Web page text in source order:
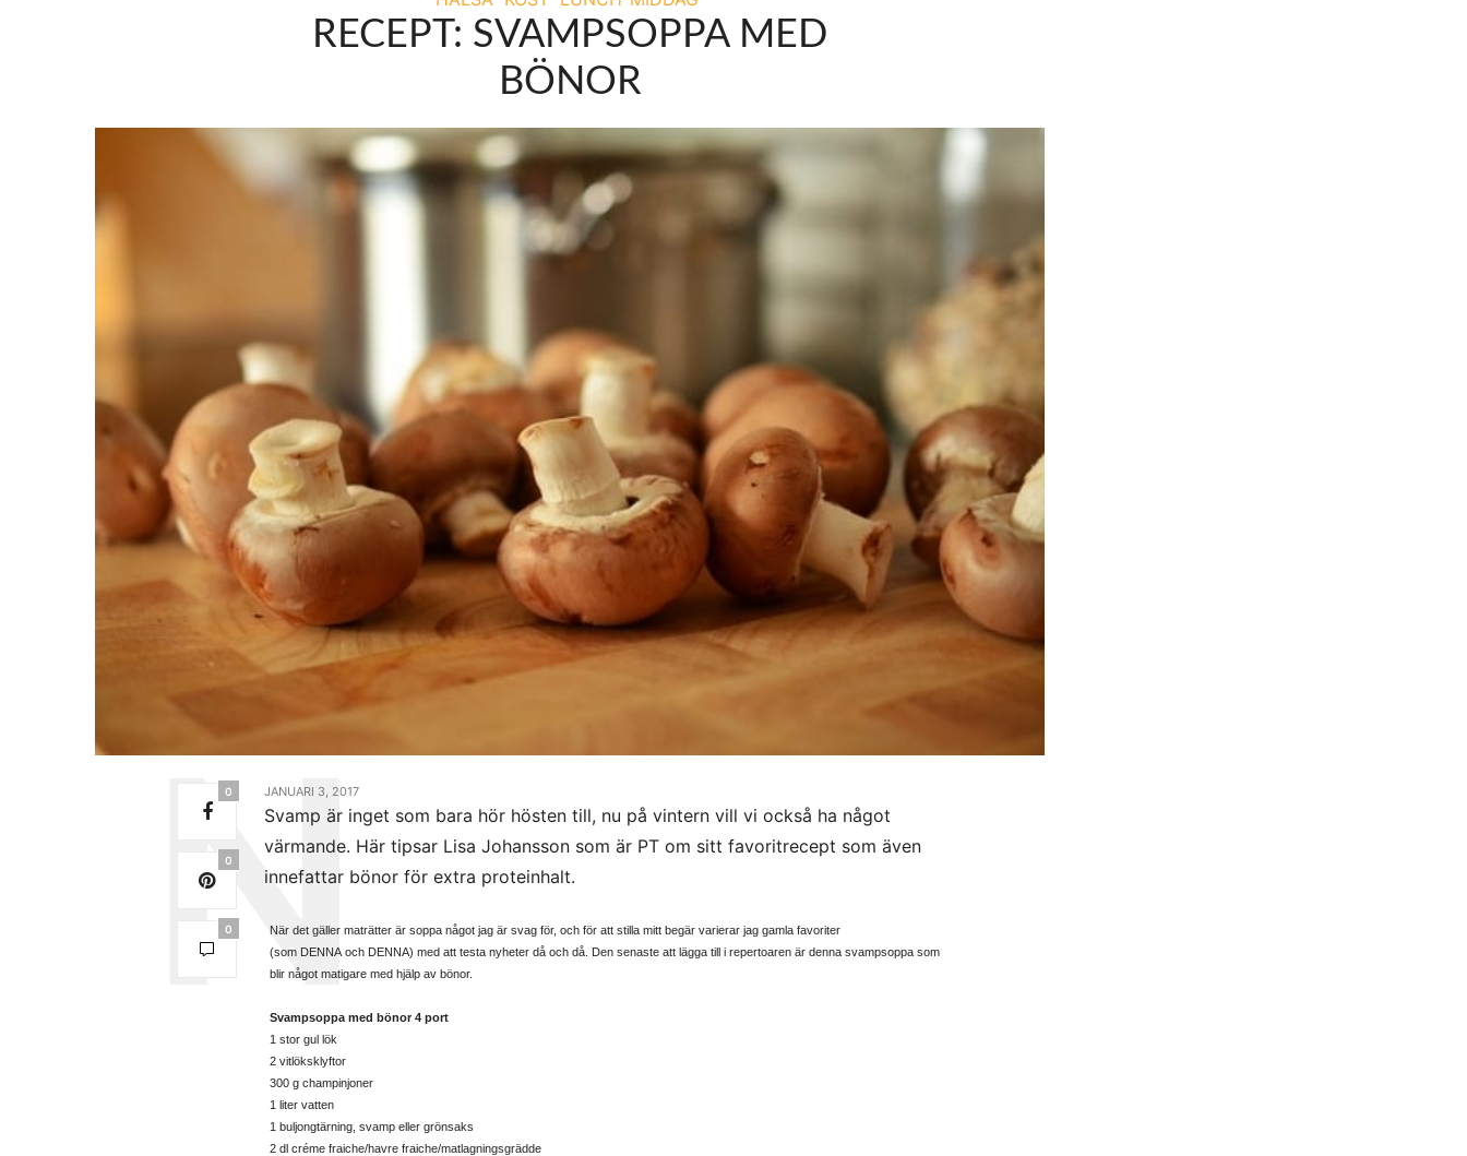
RECEPT: SVAMPSOPPA MED
BÖNOR
0
0
0
JANUARI 3, 2017
Svamp är inget som bara hör hösten till, nu på vintern vill vi också ha något
värmande. Här tipsar Lisa Johansson som är PT om sitt favoritrecept som även
innefattar bönor för extra proteinhalt.
När det gäller maträtter är soppa något jag är svag för, och för att stilla mitt begär varierar jag gamla favoriter
(som DENNA och DENNA) med att testa nyheter då och då. Den senaste att lägga till i repertoaren är denna svampsoppa som
blir något matigare med hjälp av bönor.
Svampsoppa med bönor 4 port
1 stor gul lök
2 vitlöksklyftor
300 g champinjoner
1 liter vatten
1 buljongtärning, svamp eller grönsaks
2 dl créme fraiche/havre fraiche/matlagningsgrädde